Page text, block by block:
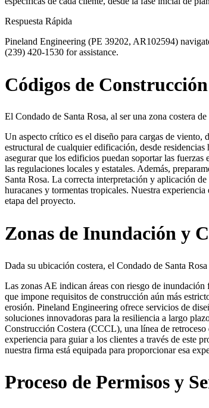
Respuesta Rápida
Pineland Engineering (PE 39202, AR102594)
(239) 420-1530 for assistance.
Códigos de
El Condado de Santa Rosa, al ser una zona costera
Un aspecto crítico es el diseño para cargas de
estructural de cualquier edificación, desde
asegurar que los edificios puedan soportar las
las regulaciones locales y estatales. Además,
Santa Rosa. La correcta interpretación y aplicación
huracanes y tormentas tropicales. Nuestra
etapa del proyecto.
Zonas de Inundación y
Dada su ubicación costera, el Condado de Santa
Las zonas AE indican áreas con riesgo de
que impone requisitos de construcción aún más
erosión. Pineland Engineering ofrece servicios de
soluciones innovadoras para la resiliencia a largo
Construcción Costera (CCCL), una línea de
experiencia para guiar a los clientes a través de este
nuestra firma está equipada para proporcionar esa
Proceso de Permisos y